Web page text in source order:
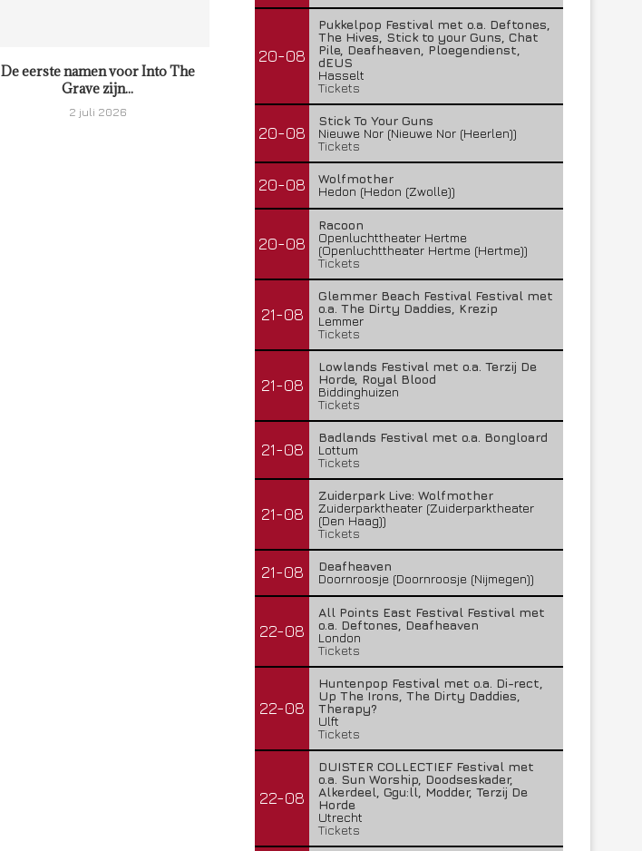
De eerste namen voor Into The
Grave zijn...
2 juli 2026
FleXanT – Bloody Photographer
19 juni 2026
20-08
Pukkelpop Festival met o.a. Deftones,
The Hives, Stick to your Guns, Chat
Pile, Deafheaven, Ploegendienst,
dEUS
Hasselt
Tickets
20-08
Stick To Your Guns
Nieuwe Nor (Nieuwe Nor (Heerlen))
Tickets
20-08
Wolfmother
Hedon (Hedon (Zwolle))
20-08
Racoon
Openluchttheater Hertme
(Openluchttheater Hertme (Hertme))
Tickets
21-08
Glemmer Beach Festival Festival met
o.a. The Dirty Daddies, Krezip
Lemmer
Tickets
21-08
Lowlands Festival met o.a. Terzij De
Horde, Royal Blood
Biddinghuizen
Tickets
21-08
Badlands Festival met o.a. Bongloard
Lottum
Tickets
21-08
Zuiderpark Live: Wolfmother
Zuiderparktheater (Zuiderparktheater
(Den Haag))
Tickets
21-08
Deafheaven
Doornroosje (Doornroosje (Nijmegen))
22-08
All Points East Festival Festival met
o.a. Deftones, Deafheaven
London
Tickets
22-08
Huntenpop Festival met o.a. Di-rect,
Up The Irons, The Dirty Daddies,
Therapy?
Ulft
Tickets
22-08
DUISTER COLLECTIEF Festival met
o.a. Sun Worship, Doodseskader,
Alkerdeel, Ggu:ll, Modder, Terzij De
Horde
Utrecht
Tickets